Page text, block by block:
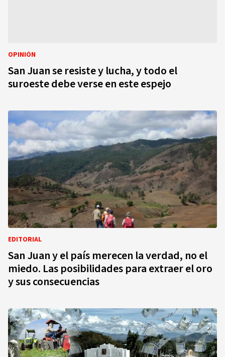
OPINIÓN
San Juan se resiste y lucha, y todo el
suroeste debe verse en este espejo
EDITORIAL
San Juan y el país merecen la verdad, no el
miedo. Las posibilidades para extraer el oro
y sus consecuencias